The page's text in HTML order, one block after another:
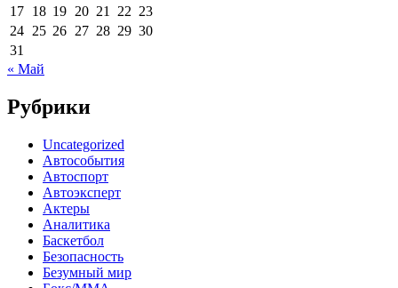
17 18 19 20 21 22 23
24 25 26 27 28 29 30
31
« Май
Рубрики
Uncategorized
Автособытия
Автоспорт
Автоэксперт
Актеры
Аналитика
Баскетбол
Безопасность
Безумный мир